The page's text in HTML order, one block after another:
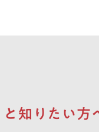
と知りたい方